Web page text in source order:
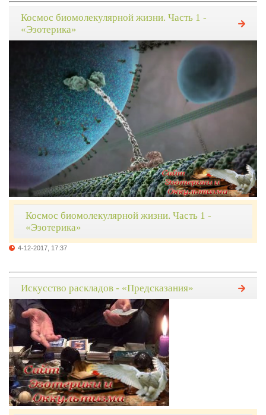
Космос биомолекулярной жизни. Часть 1 -
«Эзотерика»
Космос биомолекулярной жизни. Часть 1 -
«Эзотерика»
4-12-2017, 17:37
Искусство раскладов - «Предсказания»